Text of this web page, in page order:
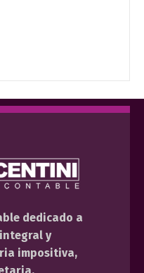
dedicado a
y
impositiva,